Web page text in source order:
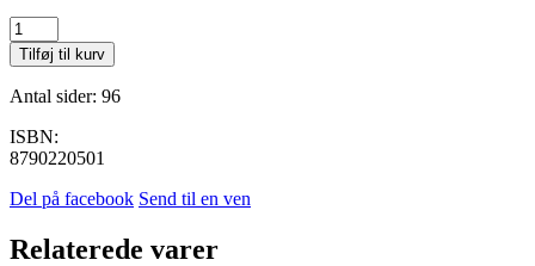
Dewey
i
dag
antal
Tilføj til kurv
Antal sider: 96
ISBN:
8790220501
Del på facebook Send til en ven
Relaterede varer